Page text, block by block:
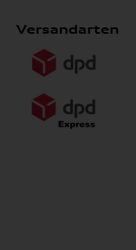
Versandarten